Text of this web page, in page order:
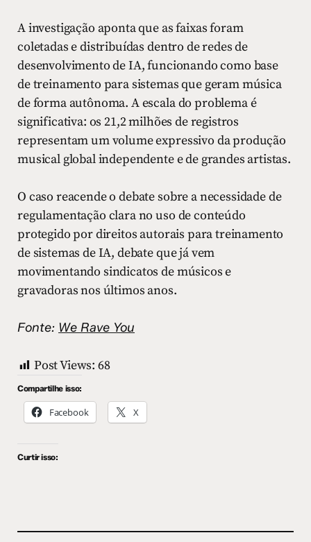
A investigação aponta que as faixas foram
coletadas e distribuídas dentro de redes de
desenvolvimento de IA, funcionando como base
de treinamento para sistemas que geram música
de forma autônoma. A escala do problema é
significativa: os 21,2 milhões de registros
representam um volume expressivo da produção
musical global independente e de grandes artistas.
O caso reacende o debate sobre a necessidade de
regulamentação clara no uso de conteúdo
protegido por direitos autorais para treinamento
de sistemas de IA, debate que já vem
movimentando sindicatos de músicos e
gravadoras nos últimos anos.
Fonte: We Rave You
Post Views: 68
Compartilhe isso:
Facebook X
Curtir isso: